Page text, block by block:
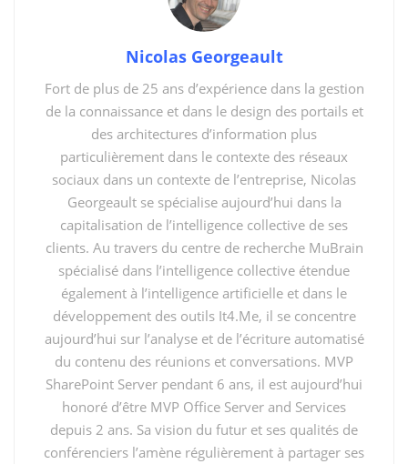
informations importantes vous permettant d’aller plus
loin avec l’éditeur et particulièrement celles
permettant d’en faire un outil BI.
You might also like
Cours L’essentiel de Visio 2021 (2021/LTSC)
Cours Microsoft Dynamics 365 pour les ventes
Cours Découvrir Dynamics 365
Nicolas Georgeault
Fort de plus de 25 ans d’expérience dans la gestion
de la connaissance et dans le design des portails et
des architectures d’information plus
particulièrement dans le contexte des réseaux
sociaux dans un contexte de l’entreprise, Nicolas
Georgeault se spécialise aujourd’hui dans la
capitalisation de l’intelligence collective de ses
clients. Au travers du centre de recherche MuBrain
spécialisé dans l’intelligence collective étendue
également à l’intelligence artificielle et dans le
développement des outils It4.Me, il se concentre
aujourd’hui sur l’analyse et de l’écriture automatisé
du contenu des réunions et conversations. MVP
SharePoint Server pendant 6 ans, il est aujourd’hui
honoré d’être MVP Office Server and Services
depuis 2 ans. Sa vision du futur et ses qualités de
conférenciers l’amène régulièrement à partager ses